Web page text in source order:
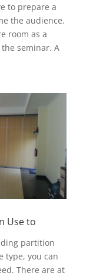
to prepare a
the audience.
room as a
seminar. A
Use to
partition
type, you can
There are at